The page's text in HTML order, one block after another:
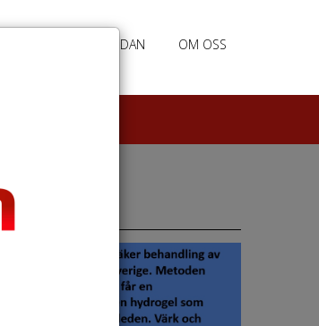
ANNONSERING HEMSIDAN OM OSS
Annonser